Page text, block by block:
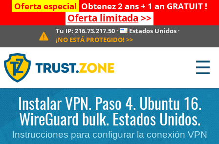
Oferta especial Obtenez 2 ans + 1 an GRATUIT !
Oferta limitada >>
Tu IP:216.73.217.50 · Estados Unidos·
¡NO ESTÁ PROTEGIDO! >>
☰
Instalar VPN. Paso 4. Ubuntu 16.
WireGuard bulk. Estados Unidos.
Instrucciones para configurar la conexión VPN